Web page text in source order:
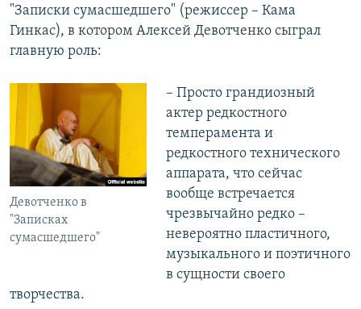
"Записки сумасшедшего" (режиссер – Кама
Гинкас), в котором Алексей Девотченко сыграл
главную роль:
Девотченко в
"Записках
сумасшедшего"
– Просто грандиозный
актер редкостного
темперамента и
редкостного технического
аппарата, что сейчас
вообще встречается
чрезвычайно редко –
невероятно пластичного,
музыкального и поэтичного
в сущности своего
творчества.